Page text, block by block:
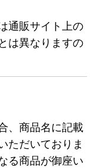
通販サイト上の
は異なりますの
、商品名に記載
ただいておりま
る商品が御座い